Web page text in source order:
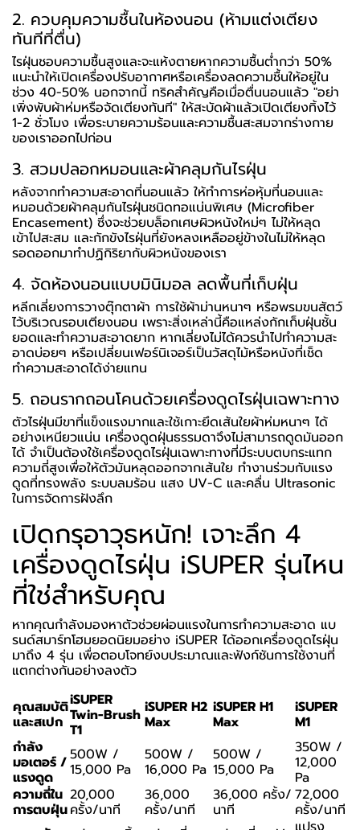
2. ควบคุมความชื้นในห้องนอน (ห้ามแต่งเตียง
ทันทีที่ตื่น)
ไรฝุ่นชอบความชื้นสูงและจะแห้งตายหากความชื้นต่ำกว่า 50%
แนะนำให้เปิดเครื่องปรับอากาศหรือเครื่องลดความชื้นให้อยู่ใน
ช่วง 40-50% นอกจากนี้ ทริคสำคัญคือเมื่อตื่นนอนแล้ว "อย่า
เพิ่งพับผ้าห่มหรือจัดเตียงทันที" ให้สะบัดผ้าแล้วเปิดเตียงทิ้งไว้
1-2 ชั่วโมง เพื่อระบายความร้อนและความชื้นสะสมจากร่างกาย
ของเราออกไปก่อน
3. สวมปลอกหมอนและผ้าคลุมกันไรฝุ่น
หลังจากทำความสะอาดที่นอนแล้ว ให้ทำการห่อหุ้มที่นอนและ
หมอนด้วยผ้าคลุมกันไรฝุ่นชนิดทอแน่นพิเศษ (Microfiber
Encasement) ซึ่งจะช่วยบล็อกเศษผิวหนังใหม่ๆ ไม่ให้หลุด
เข้าไปสะสม และกักขังไรฝุ่นที่ยังหลงเหลืออยู่ข้างในไม่ให้หลุด
รอดออกมาทำปฏิกิริยากับผิวหนังของเรา
4. จัดห้องนอนแบบมินิมอล ลดพื้นที่เก็บฝุ่น
หลีกเลี่ยงการวางตุ๊กตาผ้า การใช้ผ้าม่านหนาๆ หรือพรมขนสัตว์
ไว้บริเวณรอบเตียงนอน เพราะสิ่งเหล่านี้คือแหล่งกักเก็บฝุ่นชั้น
ยอดและทำความสะอาดยาก หากเลี่ยงไม่ได้ควรนำไปทำความสะ
อาดบ่อยๆ หรือเปลี่ยนเฟอร์นิเจอร์เป็นวัสดุไม้หรือหนังที่เช็ด
ทำความสะอาดได้ง่ายแทน
5. ถอนรากถอนโคนด้วยเครื่องดูดไรฝุ่นเฉพาะทาง
ตัวไรฝุ่นมีขาที่แข็งแรงมากและใช้เกาะยึดเส้นใยผ้าห่มหนาๆ ได้
อย่างเหนียวแน่น เครื่องดูดฝุ่นธรรมดาจึงไม่สามารถดูดมันออก
ได้ จำเป็นต้องใช้เครื่องดูดไรฝุ่นเฉพาะทางที่มีระบบตบกระแทก
ความถี่สูงเพื่อให้ตัวมันหลุดออกจากเส้นใย ทำงานร่วมกับแรง
ดูดที่ทรงพลัง ระบบลมร้อน แสง UV-C และคลื่น Ultrasonic
ในการจัดการฝังลึก
เปิดกรุอาวุธหนัก! เจาะลึก 4
เครื่องดูดไรฝุ่น iSUPER รุ่นไหน
ที่ใช่สำหรับคุณ
หากคุณกำลังมองหาตัวช่วยผ่อนแรงในการทำความสะอาด แบ
รนด์สมาร์ทโฮมยอดนิยมอย่าง iSUPER ได้ออกเครื่องดูดไรฝุ่น
มาถึง 4 รุ่น เพื่อตอบโจทย์งบประมาณและฟังก์ชันการใช้งานที่
แตกต่างกันอย่างลงตัว
คุณสมบัติ
และสเปก
iSUPER
Twin-Brush
T1
iSUPER H2
Max
iSUPER H1
Max
iSUPER
M1
กำลัง
มอเตอร์ /
แรงดูด
500W /
15,000 Pa
500W /
16,000 Pa
500W /
15,000 Pa
350W /
12,000
Pa
ความถี่ใน
การตบฝุ่น
20,000
ครั้ง/นาที
36,000
ครั้ง/นาที
36,000 ครั้ง/
นาที
72,000
ครั้ง/นาที